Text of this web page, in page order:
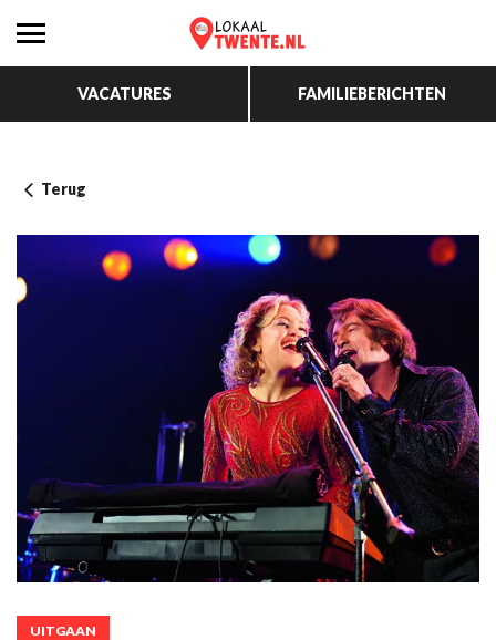
VACATURES FAMILIEBERICHTEN
Terug
UITGAAN